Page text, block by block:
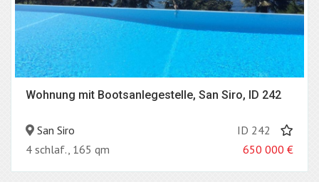
Wohnung mit Bootsanlegestelle, San Siro, ID 242
San Siro
ID 242
4 schlaf., 165 qm
650 000 €